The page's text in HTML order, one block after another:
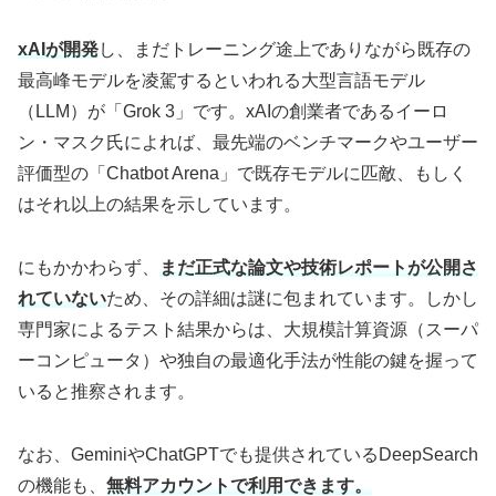
xAIが開発し、まだトレーニング途上でありながら既存の
最高峰モデルを凌駕するといわれる大型言語モデル
（LLM）が「Grok 3」です。xAIの創業者であるイーロ
ン・マスク氏によれば、最先端のベンチマークやユーザー
評価型の「Chatbot Arena」で既存モデルに匹敵、もしく
はそれ以上の結果を示しています。
にもかかわらず、
まだ正式な論文や技術レポートが公開さ
れていないため、その詳細は謎に包まれています。しかし
専門家によるテスト結果からは、大規模計算資源（スーパ
ーコンピュータ）や独自の最適化手法が性能の鍵を握って
いると推察されます。
なお、GeminiやChatGPTでも提供されているDeepSearch
の機能も、 無料アカウントで利用できます。